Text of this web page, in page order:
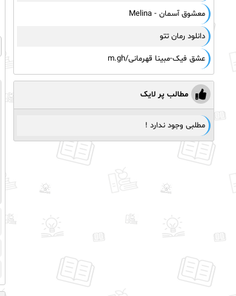
معشوق آسمان - Melina
دانلود رمان تتو
عشق فیک-مبینا قهرمانی/m.gh
مطالب پر لایک
مطلبی وجود ندارد !